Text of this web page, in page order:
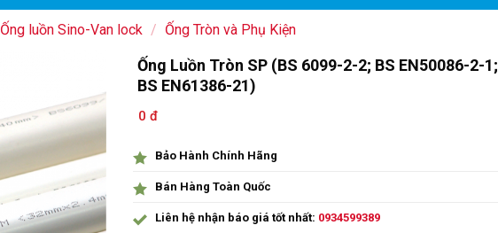
Ống luồn Sino-Van lock / Ống Tròn và Phụ Kiện
Ống Luồn Tròn SP (BS 6099-2-2; BS EN50086-2-1;
BS EN61386-21)
0 đ
Bảo Hành Chính Hãng
Bán Hàng Toàn Quốc
Liên hệ nhận báo giá tốt nhất: 0934599389